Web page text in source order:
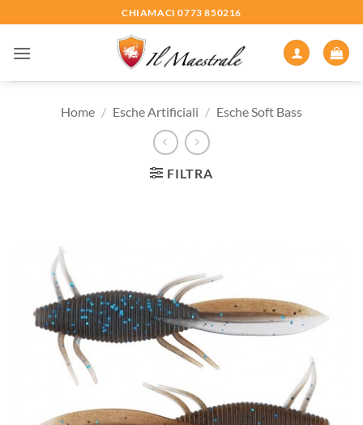
ai
contenuti
CHIAMACI 0773 850216
Home / Esche Artificiali / Esche Soft Bass
FILTRA